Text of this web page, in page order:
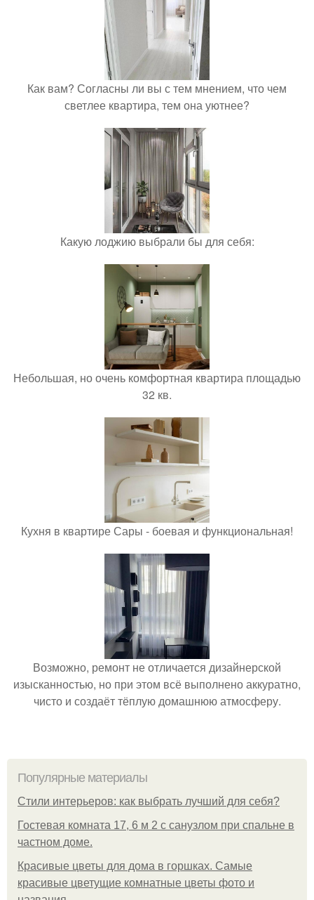
Как вам? Согласны ли вы с тем мнением, что чем
светлее квартира, тем она уютнее?
Какую лоджию выбрали бы для себя:
Небольшая, но очень комфортная квартира площадью
32 кв.
Кухня в квартире Сары - боевая и функциональная!
Возможно, ремонт не отличается дизайнерской
изысканностью, но при этом всё выполнено аккуратно,
чисто и создаёт тёплую домашнюю атмосферу.
Популярные материалы
Стили интерьеров: как выбрать лучший для себя?
Гостевая комната 17, 6 м 2 с санузлом при спальне в
частном доме.
Красивые цветы для дома в горшках. Самые
красивые цветущие комнатные цветы фото и